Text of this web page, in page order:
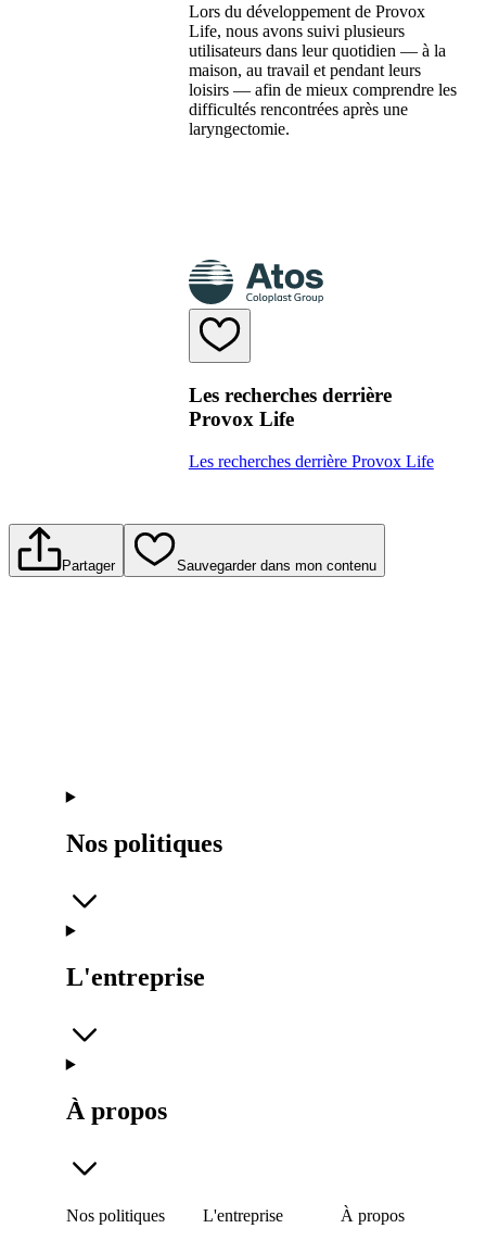
Lors du développement de Provox
Life, nous avons suivi plusieurs
utilisateurs dans leur quotidien — à la
maison, au travail et pendant leurs
loisirs — afin de mieux comprendre les
difficultés rencontrées après une
laryngectomie.
Les recherches derrière
Provox Life
Les recherches derrière Provox Life
Partager Sauvegarder dans mon contenu
Nos politiques
L'entreprise
À propos
Nos politiques
L'entreprise
À propos